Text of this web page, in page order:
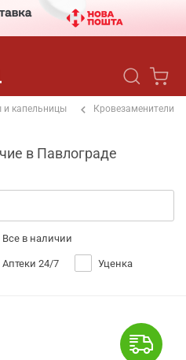
и капельницы Кровезаменители
в Павлограде
Все в наличии
Аптеки 24/7 Уценка